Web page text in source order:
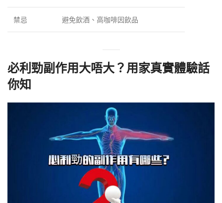
禁忌 避免飲酒、高咖啡因飲品
必利勁副作用大唔大？用家真實體驗話
你知